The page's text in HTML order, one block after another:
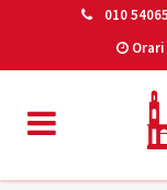
010
Orari